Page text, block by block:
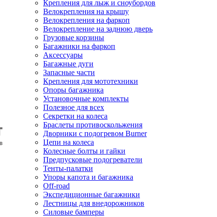
Крепления для лыж и сноубордов
Велокрепления на крышу
Велокрепления на фаркоп
Велокрепление на заднюю дверь
Грузовые корзины
Багажники на фаркоп
Аксессуары
Багажные дуги
Запасные части
Крепления для мототехники
Опоры багажника
Установочные комплекты
Полезное для всех
Секретки на колеса
Браслеты противоскольжения
Дворники с подогревом Burner
Цепи на колеса
Колесные болты и гайки
Предпусковые подогреватели
Тенты-палатки
Упоры капота и багажника
Off-road
Экспедиционные багажники
Лестницы для внедорожников
Силовые бамперы